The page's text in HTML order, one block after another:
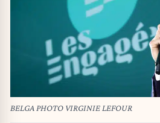
BELGA PHOTO VIRGINIE LEFOUR